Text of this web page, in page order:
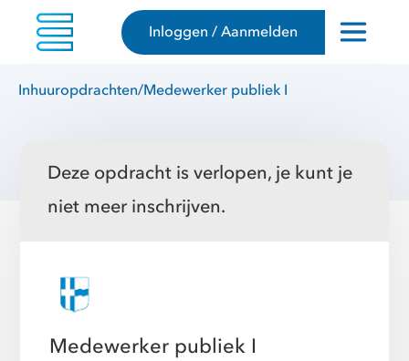
Inloggen / Aanmelden
Inhuuropdrachten/Medewerker publiek I
Deze opdracht is verlopen, je kunt je
niet meer inschrijven.
Medewerker publiek I